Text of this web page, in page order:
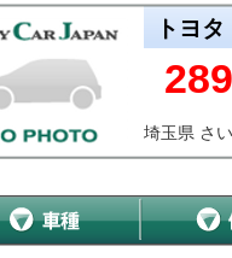
トヨタ
埼玉県 さ